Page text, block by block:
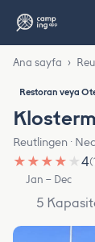
Ana sayfa ›
Restoran veya
Reutlingen ·
★ ★ ★ ★ ★4
Jan – Dec
5